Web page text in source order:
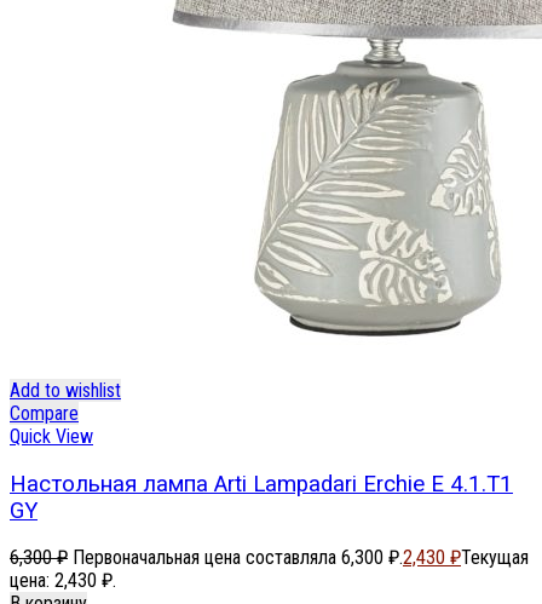
Add to wishlist
Compare
Quick View
Настольная лампа Arti Lampadari Erchie E 4.1.T1
GY
6,300₽ Первоначальная цена составляла 6,300 ₽.2,430 ₽Текущая
цена: 2,430 ₽.